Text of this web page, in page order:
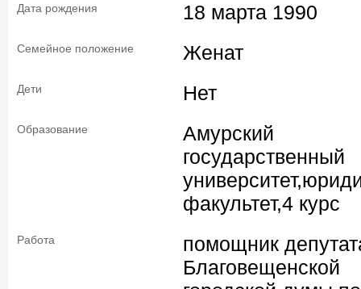
Дата рождения 18 марта 1990
Семейное положение Женат
Дети Нет
Образование
Амурский
государственный
факультет,4 курс
Работа
помощник
Благовещенской